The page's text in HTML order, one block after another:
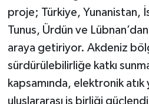
proje; Türkiye, Yunanistan,
Tunus, Ürdün ve
araya getiriyor. Akdeniz
sürdürülebilirliğe katkı
kapsamında, elektronik
uluslararası iş birliği